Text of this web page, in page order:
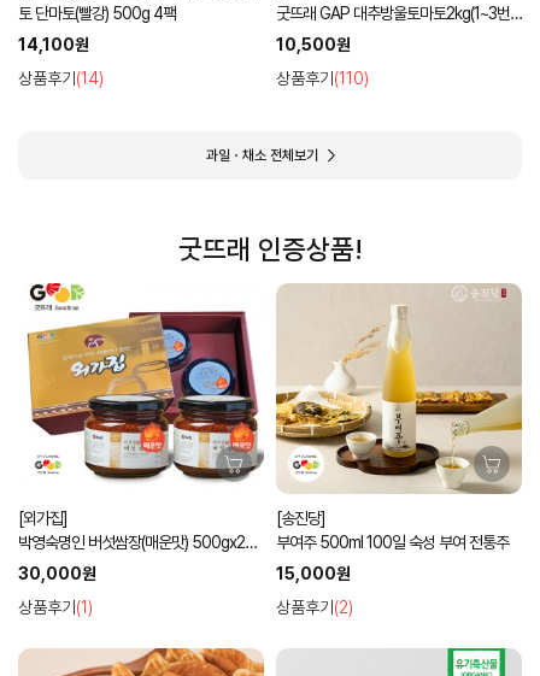
토 단마토(빨강) 500g 4팩
14,100원
상품후기 (14)
굿뜨래 GAP 대추방울토마토2kg(1~3번
과 램덤과)
10,500원
상품후기 (110)
과일ㆍ채소 전체보기
굿뜨래 인증상품!
[외가집]
박영숙명인 버섯쌈장(매운맛) 500gx2병
선물세트
30,000원
상품후기 (1)
[송진당]
부여주 500ml 100일 숙성 부여 전통주
15,000원
상품후기 (2)